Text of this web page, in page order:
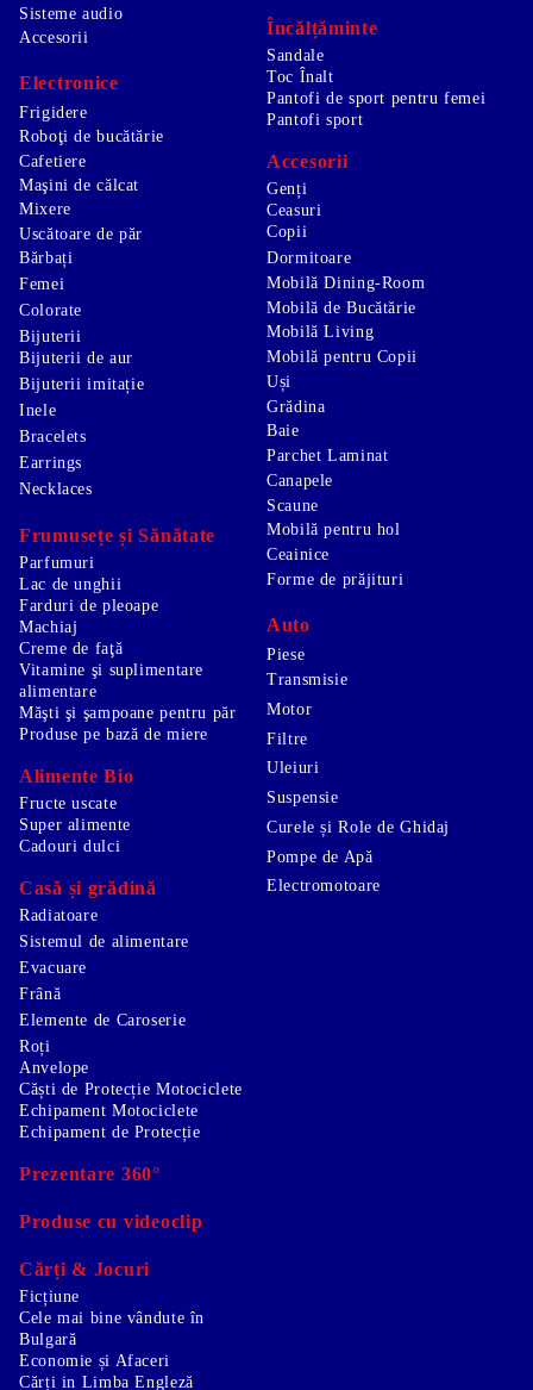
Sisteme audio
Accesorii
Electronice
Frigidere
Roboţi de bucătărie
Cafetiere
Maşini de călcat
Mixere
Uscătoare de păr
Încălțăminte
Sandale
Toc Înalt
Pantofi de sport pentru femei
Pantofi sport
Accesorii
Genți
Ceasuri
Copii
Bărbați
Femei
Colorate
Bijuterii
Bijuterii de aur
Bijuterii imitație
Inele
Bracelets
Earrings
Necklaces
Frumusețe și Sănătate
Parfumuri
Lac de unghii
Farduri de pleoape
Machiaj
Creme de faţă
Vitamine şi suplimentare
alimentare
Măşti şi şampoane pentru păr
Produse pe bază de miere
Alimente Bio
Fructe uscate
Super alimente
Cadouri dulci
Casă și grădină
Dormitoare
Mobilă Dining-Room
Mobilă de Bucătărie
Mobilă Living
Mobilă pentru Copii
Uși
Grădina
Baie
Parchet Laminat
Canapele
Scaune
Mobilă pentru hol
Ceainice
Forme de prăjituri
Auto
Piese
Transmisie
Motor
Filtre
Uleiuri
Suspensie
Curele și Role de Ghidaj
Pompe de Apă
Electromotoare
Radiatoare
Sistemul de alimentare
Evacuare
Frână
Elemente de Caroserie
Roți
Anvelope
Căști de Protecție Motociclete
Echipament Motociclete
Echipament de Protecție
Prezentare 360°
Produse cu videoclip
Cărți & Jocuri
Ficțiune
Cele mai bine vândute în
Bulgară
Economie și Afaceri
Cărți in Limba Engleză